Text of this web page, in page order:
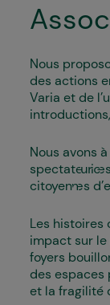
Nous
des actions
Varia et de
Nous avons
citoyen·nes
Les histoires
impact sur le
foyers
des espaces
et la fragilité